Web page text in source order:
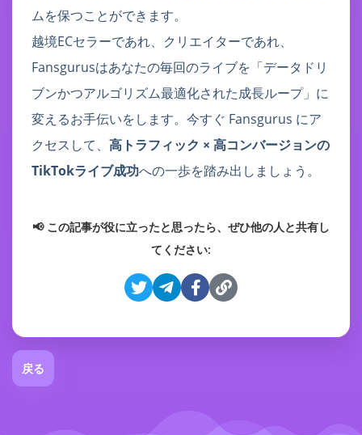
ムを保つことができます。
越境ECセラーであれ、クリエイターであれ、
Fansgurusはあなたの毎回のライブを「データドリ
ブンかつアルゴリズム最適化された成長ループ」に
変えるお手伝いをします。今すぐ Fansgurus にア
クセスして、 高トラフィック × 高コンバージョンの
TikTokライブ成功への一歩を踏み出しましょう。
📢 この記事が役に立ったと思ったら、ぜひ他の人と共有し
てください:
戻る